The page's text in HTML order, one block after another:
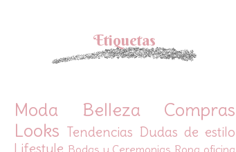
Etiquetas
Moda Belleza
Compras
Looks Tendencias Dudas de estilo
Lifestyle Bodas y Ceremonias Ropa oficina